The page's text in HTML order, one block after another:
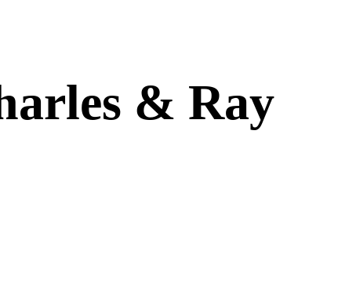
& Ray